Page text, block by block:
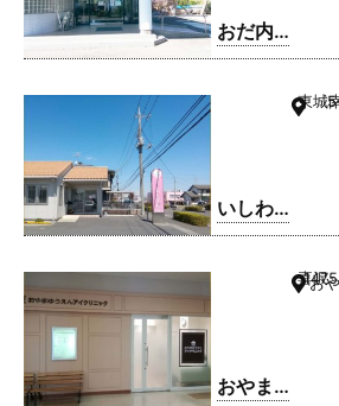
おだ内
科クリ
いしわ
た歯科
東城
おやま
喜沢
1475
お